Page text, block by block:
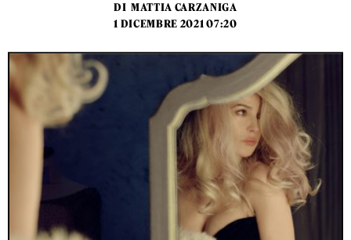
DI MATTIA CARZANIGA
1 DICEMBRE 2021 07:20